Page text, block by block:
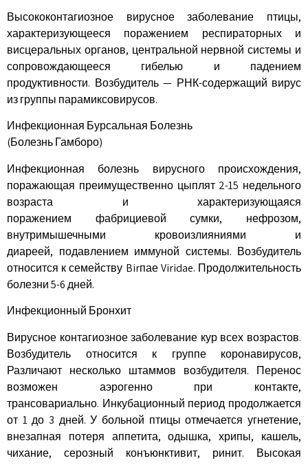
Высококонтагиозное вирусное заболевание птицы,
характеризующееся поражением респираторных и
висцеральных органов, центральной нервной системы и
сопровождающееся гибелью и падением
продуктивности. Возбудитель — РНК-содержащий вирус
из группы парамиксовирусов.
Инфекционная Бурсальная Болезнь
(Болезнь Гамборо)
Инфекционная болезнь вирусного происхождения,
поражающая преимущественно цыплят 2-15 недельного
возраста и характеризующаяся
поражением фабрициевой сумки, нефрозом,
внутримышечными кровоизлияниями и
диареей, подавлением иммуной системы. Возбудитель
относится к семейству Birпае Viridae. Продолжительность
болезни 5-6 дней.
Инфекционный Бронхит
Вирусное контагиозное заболевание кур всех возрастов.
Возбудитель относится к группе коронавирусов,
Различают несколько штаммов возбудителя. Перенос
возможен аэрогенно при контакте,
трансовариально. Инкубационный период продолжается
от 1 до 3 дней. У больной птицы отмечается угнетение,
внезапная потеря аппетита, одышка, хрипы, кашель,
чихание, серозный конъюнктивит, ринит. Высокая